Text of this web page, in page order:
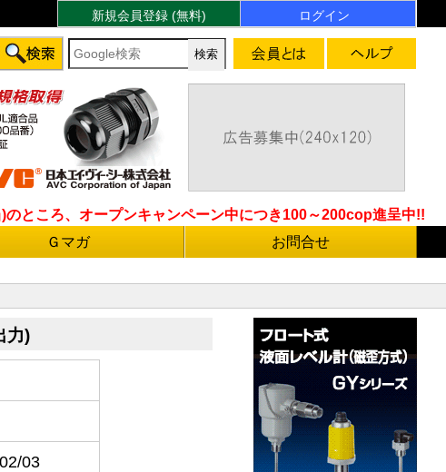
ログイン
新規会員登録 (無料)
ところ、オープンキャンペーン中につき100～200cop進呈中!!
Ｇマガ お問合せ
力)
03